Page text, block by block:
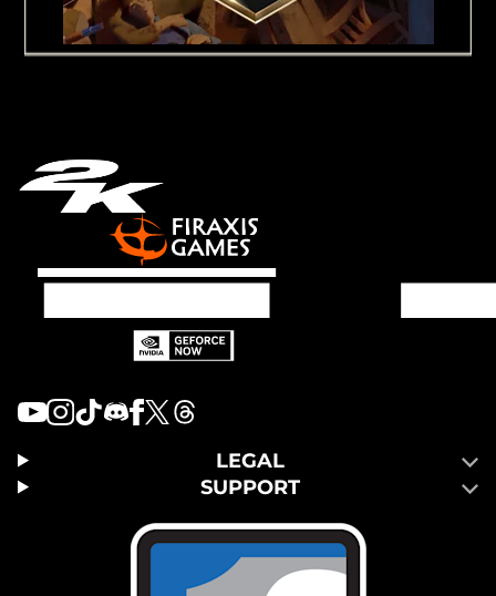
LEGAL
SUPPORT